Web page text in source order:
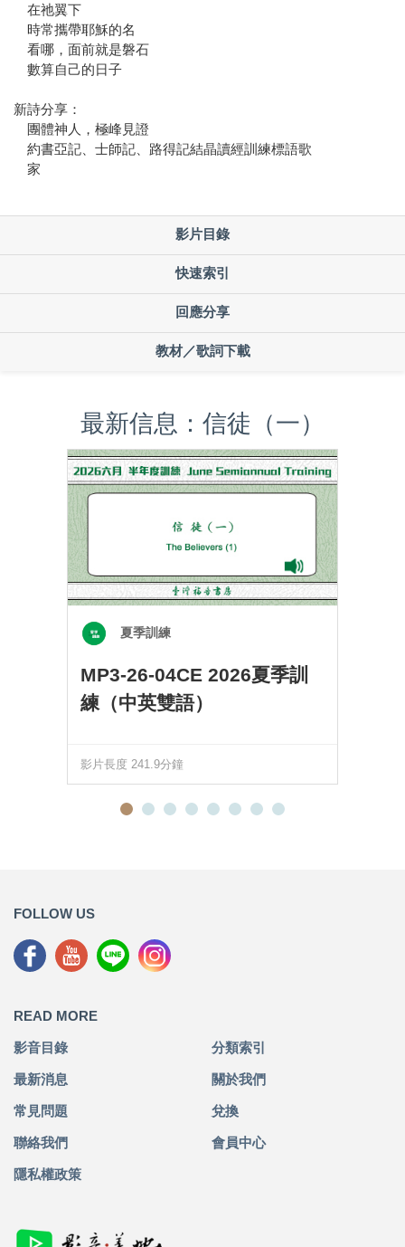
在祂翼下
時常攜帶耶穌的名
看哪，面前就是磐石
數算自己的日子
新詩分享：
團體神人，極峰見證
約書亞記、士師記、路得記結晶讀經訓練標語歌
家
影片目錄
快速索引
回應分享
教材／歌詞下載
最新信息：信徒（一）
夏季訓練
MP3-26-04CE 2026夏季訓
練（中英雙語）
影片長度 241.9分鐘
FOLLOW US
READ MORE
影音目錄 分類索引
最新消息 關於我們
常見問題 兌換
聯絡我們 會員中心
隱私權政策